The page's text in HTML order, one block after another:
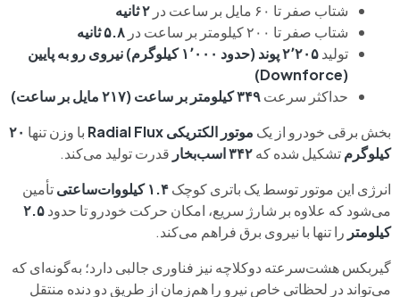
شتاب صفر تا ۶۰ مایل بر ساعت در
۲ ثانیه
شتاب صفر تا ۲۰۰ کیلومتر بر ساعت در
۵.۸ ثانیه
تولید
۲٬۲۰۵ پوند (حدود ۱٬۰۰۰ کیلوگرم) نیروی رو به پایین
(Downforce)
حداکثر سرعت۳۴۹ کیلومتر بر ساعت (۲۱۷ مایل بر ساعت)
بخش برقی خودرو از یک موتور الکتریکی Radial Flux با وزن تنها ۲۰
کیلوگرمتشکیل شده که۳۴۲ اسب‌بخار
قدرت تولید می‌کند.
انرژی این موتور توسط یک باتری کوچک۱.۴ کیلووات‌ساعتی
تأمین
می‌شود که علاوه بر شارژ سریع، امکان حرکت خودرو تا حدود۲.۵
کیلومتر را تنها با نیروی برق فراهم می‌کند.
گیربکس هشت‌سرعته دوکلاچه نیز فناوری جالبی دارد؛ به‌گونه‌ای که
می‌تواند در لحظاتی خاص نیرو را هم‌زمان از طریق دو دنده منتقل